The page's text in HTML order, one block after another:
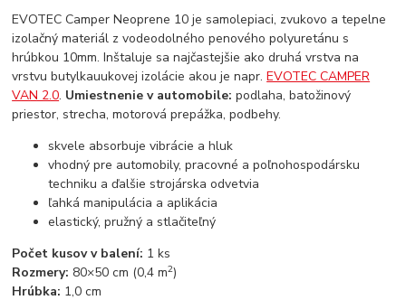
EVOTEC Camper Neoprene 10 je samolepiaci, zvukovo a tepelne
izolačný materiál z vodeodolného penového polyuretánu s
hrúbkou 10mm. Inštaluje sa najčastejšie ako druhá vrstva na
vrstvu butylkauukovej izolácie akou je napr.EVOTEC CAMPER
VAN 2.0. Umiestnenie v automobile: podlaha, batožinový
priestor, strecha, motorová prepážka, podbehy.
skvele absorbuje vibrácie a hluk
vhodný pre automobily, pracovné a poľnohospodársku
techniku a ďalšie strojárska odvetvia
ľahká manipulácia a aplikácia
elastický, pružný a stlačiteľný
Počet kusov v balení: 1 ks
Rozmery: 80×50 cm (0,4 m2)
Hrúbka: 1,0 cm